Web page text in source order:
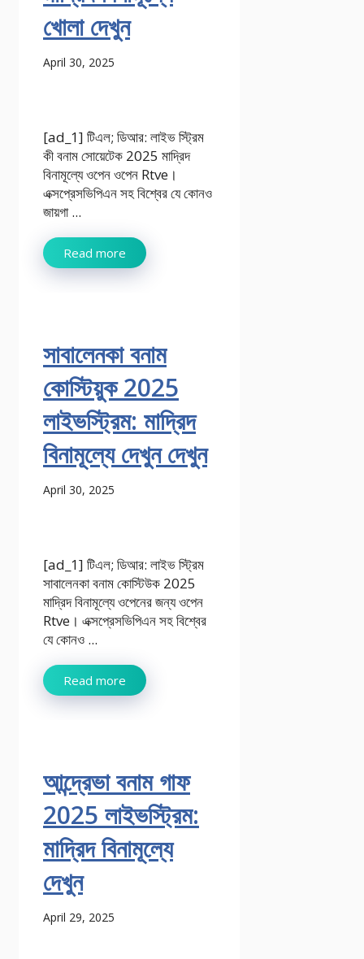
খোলা দেখুন
April 30, 2025
[ad_1] টিএল; ডিআর: লাইভ স্ট্রিম
কী বনাম সোয়েটেক 2025 মাদ্রিদ
বিনামূল্যে ওপেন ওপেন Rtve।
এক্সপ্রেসভিপিএন সহ বিশ্বের যে কোনও
জায়গা ...
Read more
সাবালেনকা বনাম
কোস্টিয়ুক 2025
লাইভস্ট্রিম: মাদ্রিদ
বিনামূল্যে দেখুন দেখুন
April 30, 2025
[ad_1] টিএল; ডিআর: লাইভ স্ট্রিম
সাবালেনকা বনাম কোস্টিউক 2025
মাদ্রিদ বিনামূল্যে ওপেনের জন্য ওপেন
Rtve। এক্সপ্রেসভিপিএন সহ বিশ্বের
যে কোনও ...
Read more
আন্দ্রেভা বনাম গাফ
2025 লাইভস্ট্রিম:
মাদ্রিদ বিনামূল্যে
দেখুন
April 29, 2025